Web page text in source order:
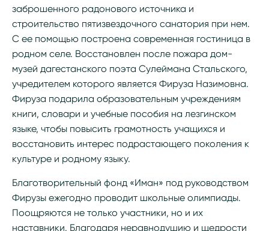
заброшенного радонового источника и
строительство пятизвездочного санатория при нем.
С ее помощью построена современная гостиница в
родном селе. Восстановлен после пожара дом-
музей дагестанского поэта Сулеймана Стальского,
учредителем которого является Фируза Назимовна.
Фируза подарила образовательным учреждениям
книги, словари и учебные пособия на лезгинском
языке, чтобы повысить грамотность учащихся и
восстановить интерес подрастающего поколения к
культуре и родному языку.
Благотворительный фонд «Иман» под руководством
Фирузы ежегодно проводит школьные олимпиады.
Поощряются не только участники, но и их
наставники. Благодаря неравнодушию и щедрости